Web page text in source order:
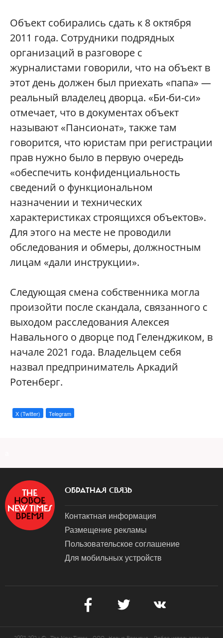
Объект собирались сдать к 8 октября
2011 года. Сотрудники подрядных
организаций в разговоре с
журналистами говорили, что на объект в
этот день должен был приехать «папа» —
реальный владелец дворца. «Би-би-си»
отмечает, что в документах объект
называют «Пансионат», также там
говорится, что юристам при регистрации
прав нужно было в первую очередь
«обеспечить конфиденциальность
сведений о функциональном
назначении и технических
характеристиках строящихся объектов».
Для этого на месте не проводили
обследования и обмеры, должностным
лицам «дали инструкции».
Следующая смена собственника могла
произойти после скандала, связанного с
выходом расследования Алексея
Навального о дворце под Геленджиком, в
начале 2021 года. Владельцем себя
назвал предприниматель Аркадий
Ротенберг.
X (Twitter) Telegram
ОБРАТНАЯ СВЯЗЬ
Контактная информация
Размещение рекламы
Пользовательское соглашение
Для мобильных устройств